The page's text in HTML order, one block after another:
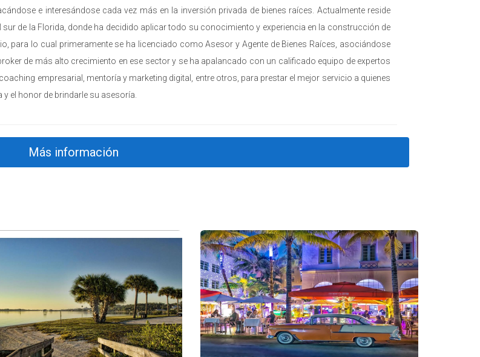
e interesándose cada vez más en la inversión privada de bienes raíces. Actualmente reside
sur de la Florida, donde ha decidido aplicar todo su conocimiento y experiencia en la construcción de
para lo cual primeramente se ha licenciado como Asesor y Agente de Bienes Raíces, asociándose
de más alto crecimiento en ese sector y se ha apalancado con un calificado equipo de expertos
empresarial, mentoría y marketing digital, entre otros, para prestar el mejor servicio a quienes
y el honor de brindarle su asesoría.
Más información